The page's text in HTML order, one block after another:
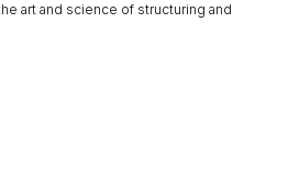
art and science of structuring and